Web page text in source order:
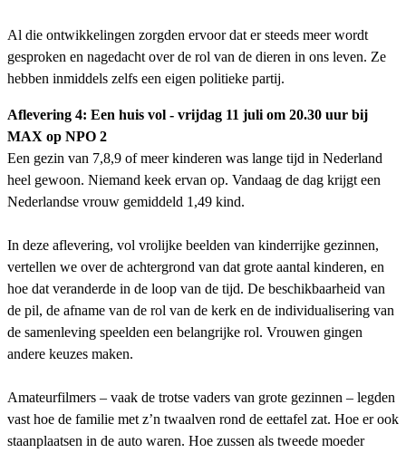
Al die ontwikkelingen zorgden ervoor dat er steeds meer wordt
gesproken en nagedacht over de rol van de dieren in ons leven. Ze
hebben inmiddels zelfs een eigen politieke partij.
Aflevering 4: Een huis vol - vrijdag 11 juli om 20.30 uur bij
MAX op NPO 2
Een gezin van 7,8,9 of meer kinderen was lange tijd in Nederland
heel gewoon. Niemand keek ervan op. Vandaag de dag krijgt een
Nederlandse vrouw gemiddeld 1,49 kind.
In deze aflevering, vol vrolijke beelden van kinderrijke gezinnen,
vertellen we over de achtergrond van dat grote aantal kinderen, en
hoe dat veranderde in de loop van de tijd. De beschikbaarheid van
de pil, de afname van de rol van de kerk en de individualisering van
de samenleving speelden een belangrijke rol. Vrouwen gingen
andere keuzes maken.
Amateurfilmers – vaak de trotse vaders van grote gezinnen – legden
vast hoe de familie met z’n twaalven rond de eettafel zat. Hoe er ook
staanplaatsen in de auto waren. Hoe zussen als tweede moeder